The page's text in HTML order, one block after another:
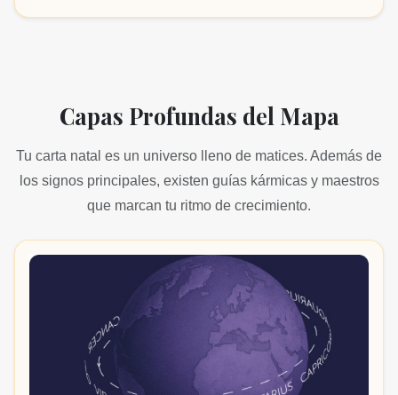
Capas Profundas del Mapa
Tu carta natal es un universo lleno de matices. Además de
los signos principales, existen guías kármicas y maestros
que marcan tu ritmo de crecimiento.